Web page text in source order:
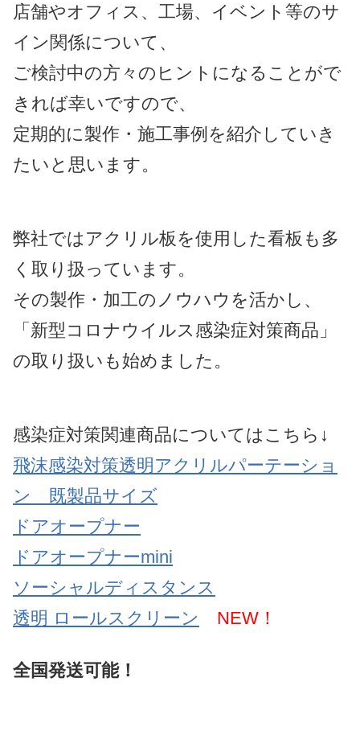
店舗やオフィス、工場、イベント等のサ
イン関係について、
ご検討中の方々のヒントになることがで
きれば幸いですので、
定期的に製作・施工事例を紹介していき
たいと思います。
弊社ではアクリル板を使用した看板も多
く取り扱っています。
その製作・加工のノウハウを活かし、
「新型コロナウイルス感染症対策商品」
の取り扱いも始めました。
感染症対策関連商品についてはこちら↓
飛沫感染対策透明アクリルパーテーショ
ン 既製品サイズ
ドアオープナー
ドアオープナーmini
ソーシャルディスタンス
透明 ロールスクリーン
NEW！
全国発送可能！